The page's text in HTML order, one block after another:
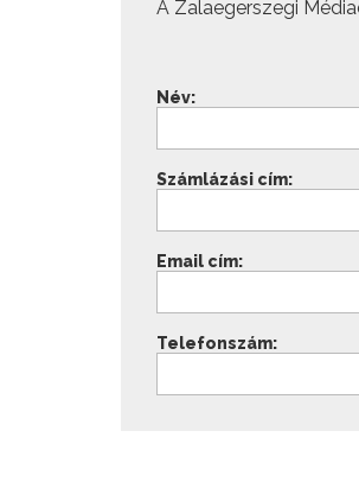
A Zalaegerszegi
Név:
Számlázási cím:
Email cím:
Telefonszám: